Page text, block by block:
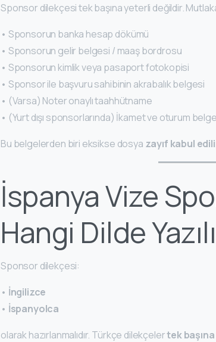
Sponsor dilekçesi tek başına yeterli değildir.
• Sponsorun banka hesap dökümü
• Sponsorun gelir belgesi / maaş bordrosu
• Sponsorun kimlik veya pasaport fotokopisi
• Sponsor ile başvuru sahibinin akrabalık belgesi
• (Varsa) Noter onaylı taahhütname
• (Yurt dışı sponsorlarında) İkamet ve oturum
Bu belgelerden biri eksikse dosya zayıf kabul
İspanya Vize
Hangi Dilde
Sponsor dilekçesi:
• İngilizce
• İspanyolca
olarak hazırlanmalıdır. Türkçe dilekçelertek